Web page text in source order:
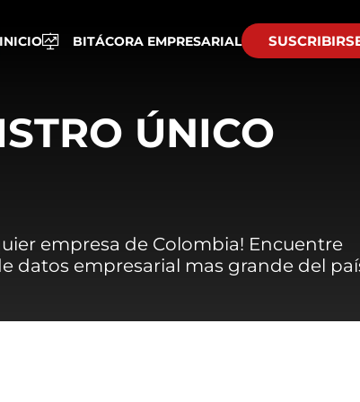
INICIO BITÁCORA EMPRESARIAL
ÚNICO
empresa de Colombia! Encuentre
datos empresarial mas grande del